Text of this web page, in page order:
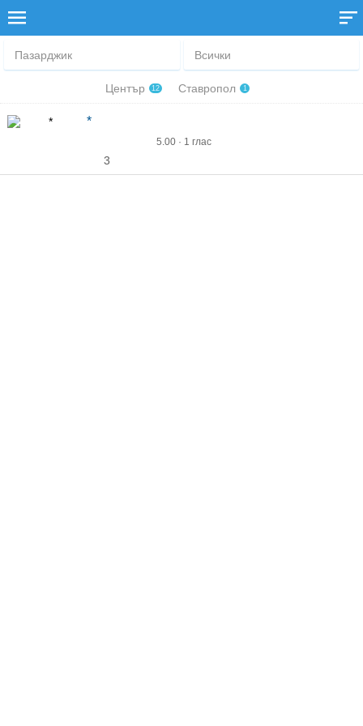
Пазарджик Всички
Център 12 Ставропол 1
*
5.00 · 1 глас
3